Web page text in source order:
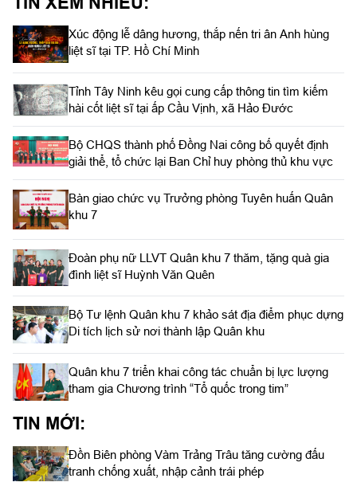
Xúc động lễ dâng hương, thắp nến tri ân Anh hùng
liệt sĩ tại TP. Hồ Chí Minh
Tỉnh Tây Ninh kêu gọi cung cấp thông tin tìm kiếm
hài cốt liệt sĩ tại ấp Cầu Vịnh, xã Hảo Đước
Bộ CHQS thành phố Đồng Nai công bố quyết định
giải thể, tổ chức lại Ban Chỉ huy phòng thủ khu vực
Bàn giao chức vụ Trưởng phòng Tuyên huấn Quân
khu 7
Đoàn phụ nữ LLVT Quân khu 7 thăm, tặng quà gia
đình liệt sĩ Huỳnh Văn Quên
Bộ Tư lệnh Quân khu 7 khảo sát địa điểm phục dựng
Di tích lịch sử nơi thành lập Quân khu
Quân khu 7 triển khai công tác chuẩn bị lực lượng
tham gia Chương trình “Tổ quốc trong tim”
TIN MỚI:
Đồn Biên phòng Vàm Trảng Trâu tăng cường đấu
tranh chống xuất, nhập cảnh trái phép